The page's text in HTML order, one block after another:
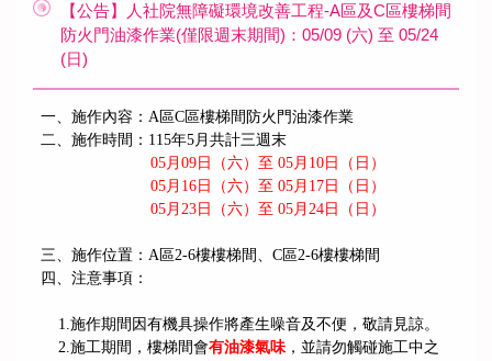
【公告】人社院無障礙環境改善工程-A區及C區樓梯間
防火門油漆作業(僅限週末期間)：05/09 (六) 至 05/24
(日)
一、施作內容：A區C區樓梯間防火門油漆作業
二、施作時間：115年5月共計三週末
05月09日（六）至 05月10日（日）
05月16日（六）至 05月17日（日）
05月23日（六）至 05月24日（日）
三、施作位置：A區2-6樓樓梯間、C區2-6樓樓梯間
四、注意事項：
1.施作期間因有機具操作將產生噪音及不便，敬請見諒。
2.施工期間，樓梯間會有油漆氣味，並請勿觸碰施工中之